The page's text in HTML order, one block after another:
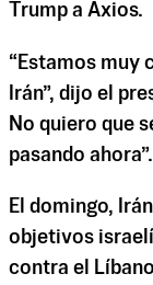
Trump a Axios.
“Estamos muy
Irán”, dijo el
No quiero que
pasando ahora”.
El domingo,
objetivos
contra el